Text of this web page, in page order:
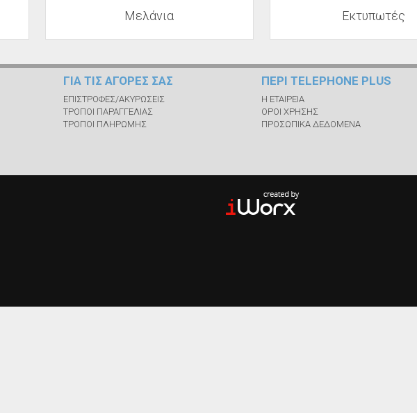
Μελάνια Εκτυπωτές
ΓΙΑ ΤΙΣ ΑΓΟΡΕΣ ΣΑΣ
ΕΠΙΣΤΡΟΦΕΣ/ΑΚΥΡΩΣΕΙΣ
ΤΡΟΠΟΙ ΠΑΡΑΓΓΕΛΙΑΣ
ΤΡΟΠΟΙ ΠΛΗΡΩΜΗΣ
ΠΕΡΙ TELEPHONE PLUS
Η ΕΤΑΙΡΕΙΑ
ΟΡΟΙ ΧΡΗΣΗΣ
ΠΡΟΣΩΠΙΚΑ ΔΕΔΟΜΕΝΑ